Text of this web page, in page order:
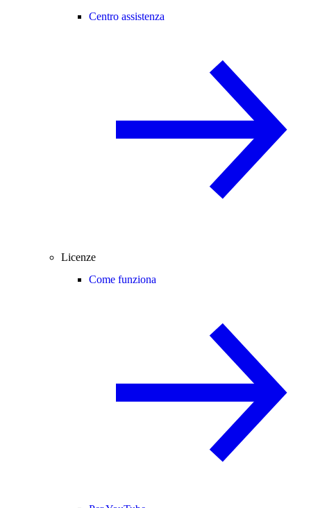
Centro assistenza
Licenze
Come funziona